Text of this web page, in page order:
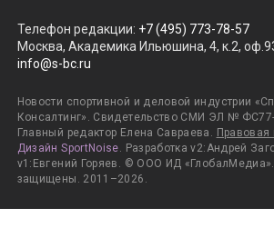
Телефон редакции: +7 (495) 773-78-57
Москва, Академика Ильюшина, 4, к.2,
info@s-bc.ru
Новости спортивной и деловой индустрии
Консалтинг». Свидетельство СМИ ЭЛ №
Главный редактор Елена Савраева.
Дизайн SportNoise. Разработка v2:Андрей
v1:Евгений Горяев. © ООО ИД
защищены. 2011–2026.